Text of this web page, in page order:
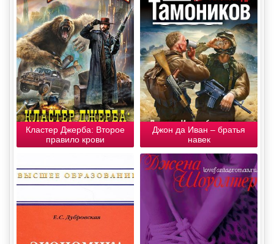
Кластер Джерба: Второе
правило крови
Джон да Иван – братья
навек